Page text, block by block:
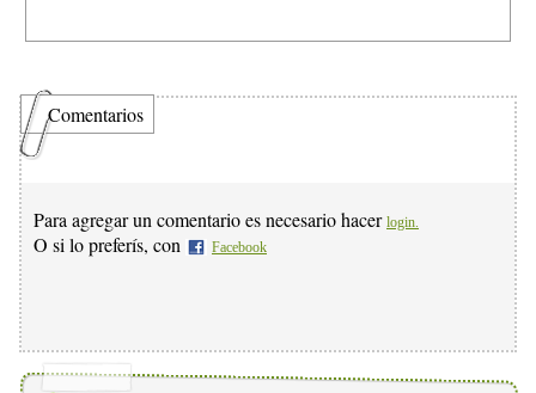
Comentarios
Para agregar un comentario es necesario hacer login.
O si lo preferís, con Facebook